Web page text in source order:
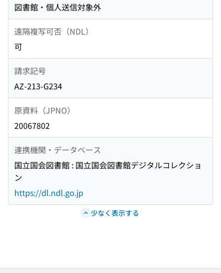
図書館・個人送信対象外
遠隔複写可否（NDL）
可
請求記号
AZ-213-G234
原資料（JPNO）
20067802
連携機関・データベース
国立国会図書館 : 国立国会図書館デジタルコレクショ
ン
https://dl.ndl.go.jp
少なく表示する